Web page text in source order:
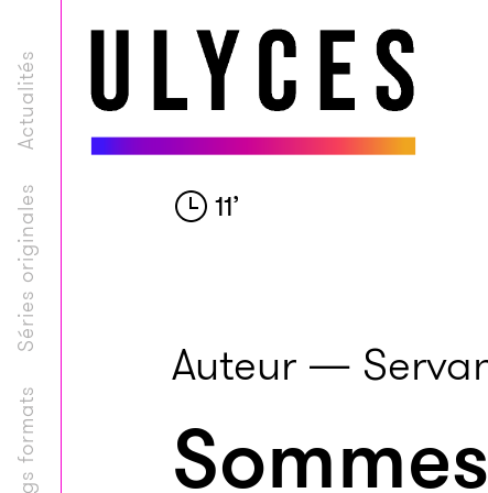
Longs formats
Séries originales
Actualités
11’
Auteur —